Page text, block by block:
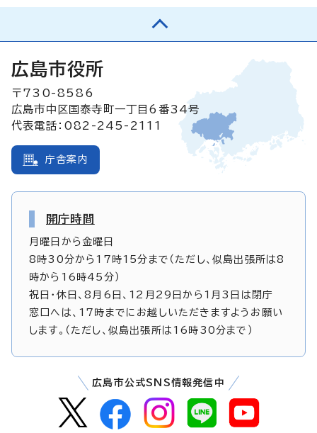
広島市役所
〒730-8586
広島市中区国泰寺町一丁目6番34号
代表電話：082-245-2111
庁舎案内
開庁時間
月曜日から金曜日
8時30分から17時15分まで（ただし、似島出張所は8
時から16時45分）
祝日・休日、8月6日、12月29日から1月3日は閉庁
窓口へは、17時までにお越しいただきますようお願い
します。（ただし、似島出張所は16時30分まで）
広島市公式SNS情報発信中